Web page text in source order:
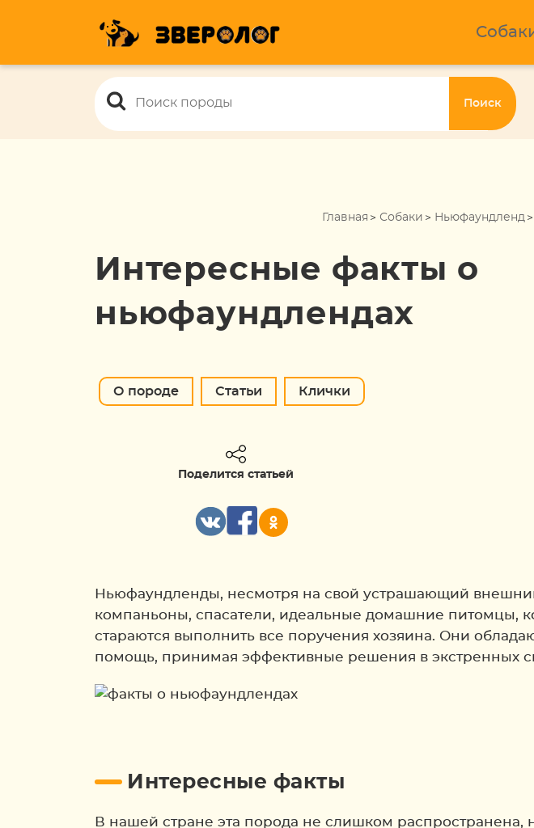
Поиск
Главная Собаки Ньюфаундленд
Интересные факты о
ньюфаундлендах
О породе Статьи Клички
Поделится статьей
Ньюфаундленды, несмотря на свой устрашающий
компаньоны, спасатели, идеальные домашние питомцы,
стараются выполнить все поручения хозяина. Они
помощь, принимая эффективные решения в экстренных
Интересные факты
В нашей стране эта порода не слишком распространена,